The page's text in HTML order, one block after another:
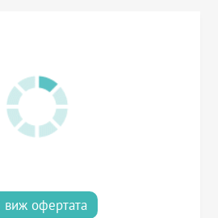
виж офертата